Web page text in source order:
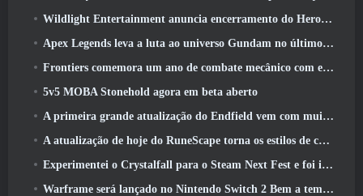
Wildlight Entertainment anuncia encerramento do Hero Shooter Highguard gratuito
Apex Legends leva a luta ao universo Gundam no último evento de crossover
Frontiers comemora um ano de combate mecânico com eventos de aniversário
5v5 MOBA Stonehold agora em beta aberto
A primeira grande atualização do Endfield vem com muitas otimizações
A atualização de hoje do RuneScape torna os estilos de combate originais do MMORPG mais fáceis de aprender
Experimentei o Crystalfall para o Steam Next Fest e foi isso que aprendi
Warframe será lançado no Nintendo Switch 2 Bem a tempo para a próxima grande atualização, O Shadowgrapher